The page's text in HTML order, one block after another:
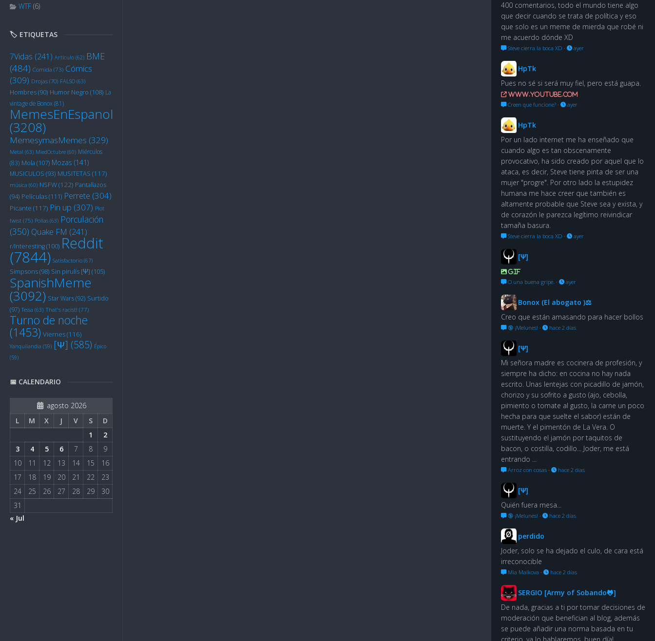
WTF (6)
🏷️ ETIQUETAS
7Vidas (241) Artículo (62) BME
(484) Comida (73) Cómics
(309) Drojas (70) FALSO (63)
Hombres(90) Humor Negro (108) La
vintage de Bonox(81)
MemesEnEspanol
(3208)
MemesymasMemes (329)
Metal (63) MiedOctubre (60) Miérculos
(83) Mola (107) Mozas (141)
MUSICULOS (93) MUSITETAS (117)
música (60) NSFW(122) Pantallazos
(94) Películas(111) Perrete (304)
Picante (117) Pin up (307) Plot
twist (75) Pollas (63) Porculación
(350) Quake FM (241)
r/Interesting(100) Reddit
(7844) Satisfactorio (67)
Simpsons(98) Sin pirulís [Ψ] (105)
SpanishMeme
(3092) Star Wars(92) Surtido
(97) Tessa (63) That's racist! (77)
Turno de noche
(1453) Viernes(116)
Yanquilandia (59) [Ψ] (585) Épico
(59)
📅 CALENDARIO
agosto 2026
L
M X J V S
D
1
2
3
4 5 6 7 8
9
10
11 12 13 14 15
16
17
18 19 20 21 22
23
24
25 26 27 28 29
30
31
« Jul
400 comentarios, todo el mundo tiene algo
que decir cuando se trata de política y eso
que solo es un meme de mierda que robé ni
me acuerdo dónde XD
Steve cierra la boca XD · ayer
HpTk
Pues no sé si será muy fiel, pero está guapa.
www.youtube.com
Creen que funcione? · ayer
HpTk
Por un lado internet me ha enseñado que
cuando algo es tan obscenamente
provocativo, ha sido creado por aquel que lo
ataca, es decir, Steve tiene pinta de ser una
mujer "progre". Por otro lado la estupidez
humana me hace creer que también es
altamente probable que Steve sea y exista, y
de corazón le parezca legítimo reivindicar
tamaña basura.
Steve cierra la boca XD · ayer
[Ψ]
GIF
O una buena gripe. · ayer
Bonox (El abogato )⚖
Creo que están amasando para hacer bollos
🔞 ¡Melunes! · hace 2 días
[Ψ]
Mi señora madre es cocinera de profesión, y
siempre ha dicho: en cocina no hay nada
escrito. Unas lentejas con picadillo de jamón,
chorizo y su sofrito a gusto (ajo, cebolla,
pimiento o tomate al gusto, la carne un poco
hecha para que suelte el sabor) están de
muerte. Y el pimentón de La Vera. O
sustituyendo el jamón por taquitos de
bacon, o costilla, codillo... Joder, me está
entrando ...
Arroz con cosas · hace 2 días
[Ψ]
Quién fuera mesa...
🔞 ¡Melunes! · hace 2 días
perdido
Joder, solo se ha dejado el culo, de cara está
irreconocible
Mia Malkova · hace 2 días
SERGIO [Army of Sobando🐸]
De nada, gracias a ti por tomar decisiones de
moderación que benefician al blog, además
se puede añadir una norma basada en tu